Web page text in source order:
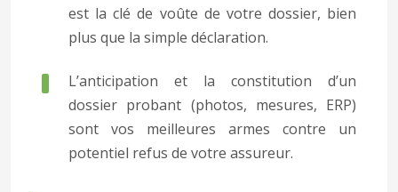
est la clé de voûte de votre dossier, bien
plus que la simple déclaration.
L’anticipation et la constitution d’un
dossier probant (photos, mesures, ERP)
sont vos meilleures armes contre un
potentiel refus de votre assureur.